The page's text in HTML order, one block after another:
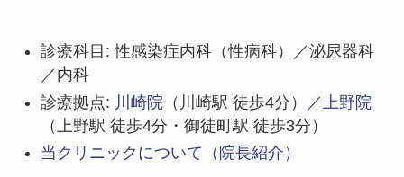
診療科目: 性感染症内科（性病科）／泌尿器科
／内科
診療拠点: 川崎院（川崎駅 徒歩4分）／ 上野院
（上野駅 徒歩4分・御徒町駅 徒歩3分）
当クリニックについて（院長紹介）